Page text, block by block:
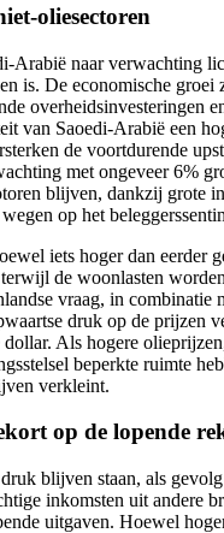
oliesectoren
naar verwachting
is. De economische
van Saoedi-Arabië een
de voortdurende
met ongeveer 6%
blijven, dankzij grote
op het
iets hoger dan eerder
de woonlasten
vraag, in
druk op de
Als hogere
beperkte ruimte
verkleint.
op de lopende
blijven staan, als
inkomsten uit
uitgaven. Hoewel